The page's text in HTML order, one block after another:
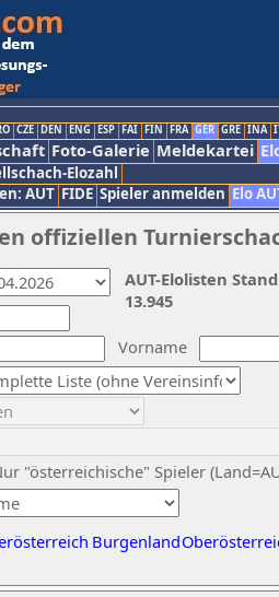
CZE DEN ENG ESP FAI FIN FRA GER GRE INA
Foto-Galerie Meldekartei
Elozahl
AUT FIDE Spieler anmelden Elo
offiziellen
Vorname
"österreichische" Spieler
Burgenland
AUT-Elolisten
13.945